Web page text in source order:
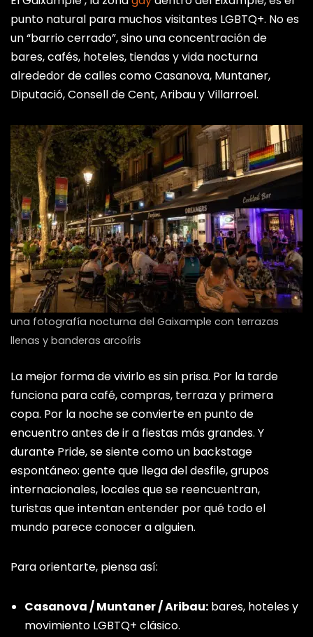
Distrito de Sant Martí
BARRIO • JUNTO A LA MAR BELLA • AMBIENTE PLAYERO
Arena Xperience
Gran Via de les Corts Catalanes
SALAS[REFERENCE:7][REFERENCE:8]
Safari Disco Club
Cerca de Plaça Espanya
CLUB • DOS PISTAS • POP Y TECHNO[REFERENCE:9]
[REFERENCE:10]
Punto BCN
C/ de Muntaner, 63, 08011
BAR / CLUB • CLÁSICO DEL GAIXAMPLE[REFERENCE:11]
Junto a Plaça Universitat
BAR QUEER • REFUGIO CREATIVO •
UNDERGROUND[REFERENCE:12]
BoysBar BCN
C/ de Casanova, 66, 08011
BAR GAY • PÚBLICO JOVEN• GAIXAMPLE[REFERENCE:13]
Discoteca Salvaje
CLUB • MÚSICA LATINA• AMBIENTE LGBTQ+[REFERENCE:14]
El Cangrejo
C/ de la Riera Baixa, 13, 08001
punto natural para muchos visitantes LGBTQ+. No es
un “barrio cerrado”, sino una concentración de
bares, cafés, hoteles, tiendas y vida nocturna
alrededor de calles como Casanova, Muntaner,
Diputació, Consell de Cent, Aribau y Villarroel.
una fotografía nocturna del Gaixample con terrazas
llenas y banderas arcoíris
La mejor forma de vivirlo es sin prisa. Por la tarde
funciona para café, compras, terraza y primera
copa. Por la noche se convierte en punto de
encuentro antes de ir a fiestas más grandes. Y
durante Pride, se siente como un backstage
espontáneo: gente que llega del desfile, grupos
internacionales, locales que se reencuentran,
turistas que intentan entender por qué todo el
mundo parece conocer a alguien.
Para orientarte, piensa así:
Casanova / Muntaner / Aribau: bares, hoteles y
movimiento LGBTQ+ clásico.